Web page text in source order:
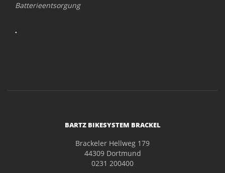
Batterieentsorgung
.
BARTZ BIKESYSTEM BRACKEL
Brackeler Hellweg 179
44309 Dortmund
0231 200400